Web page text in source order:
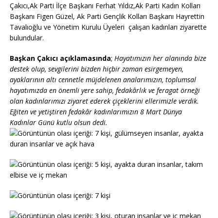
Çakıcı,Ak Parti İlçe Başkanı Ferhat Yıldız,Ak Parti Kadın Kolları
Başkanı Figen Güzel, Ak Parti Gençlik Kolları Başkanı Hayrettin
Tavalıoğlu ve Yönetim Kurulu Üyeleri çalışan kadınları ziyarette
bulundular.
Başkan Çakıcı açıklamasında; Hayatımızın her alanında bize
destek olup, sevgilerini bizden hiçbir zaman esirgemeyen,
ayaklarının altı cennetle müjdelenen analarımızın, toplumsal
hayatımızda en önemli yere sahip, fedakârlık ve feragat örneği
olan kadınlarımızı ziyaret ederek çiçeklerini ellerimizle verdik.
Eğiten ve yetiştiren fedakâr kadınlarımızın 8 Mart Dünya
Kadınlar Günü kutlu olsun dedi.